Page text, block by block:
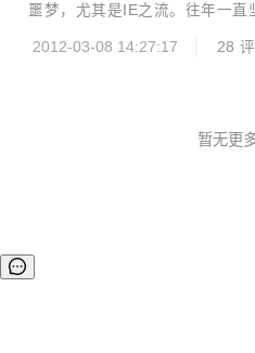
噩梦，尤其是IE之流。往年一直
漏洞在比赛开始5分钟内攻破了
盒和ran code。相信Google很
2012-03-08 14:27:17 28
暂无更